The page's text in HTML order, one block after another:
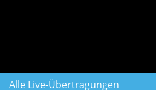
Alle Live-Übertragungen